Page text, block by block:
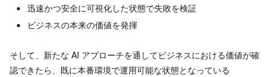
迅速かつ安全に可視化した状態で失敗を検証
ビジネスの本来の価値を発揮
そして、新たな AI アプローチを通してビジネスにおける価値が確
認できたら、既に本番環境で運用可能な状態となっている